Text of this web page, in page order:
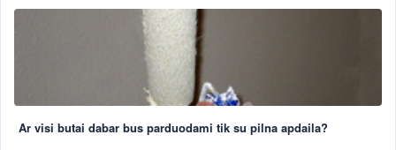
Ar visi butai dabar bus parduodami tik su pilna apdaila?